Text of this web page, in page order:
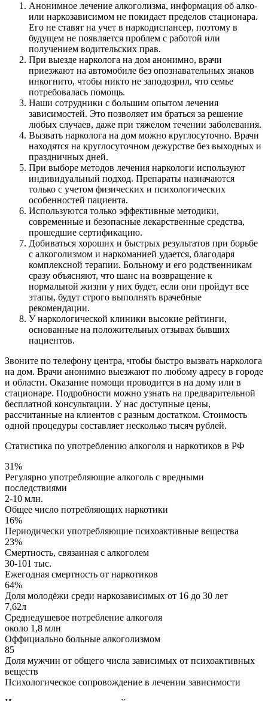
Анонимное лечение алкоголизма, информация об алко-
или наркозависимом не покидает пределов стационара.
Его не ставят на учет в наркодиспансер, поэтому в
будущем не появляется проблем с работой или
получением водительских прав.
При выезде нарколога на дом анонимно, врачи
приезжают на автомобиле без опознавательных знаков
инкогнито, чтобы никто не заподозрил, что семье
потребовалась помощь.
Наши сотрудники с большим опытом лечения
зависимостей. Это позволяет им браться за решение
любых случаев, даже при тяжелом течении заболевания.
Вызвать нарколога на дом можно круглосуточно. Врачи
находятся на круглосуточном дежурстве без выходных и
праздничных дней.
При выборе методов лечения наркологи используют
индивидуальный подход. Препараты назначаются
только с учетом физических и психологических
особенностей пациента.
Используются только эффективные методики,
современные и безопасные лекарственные средства,
прошедшие сертификацию.
Добиваться хороших и быстрых результатов при борьбе
с алкоголизмом и наркоманией удается, благодаря
комплексной терапии. Больному и его родственникам
сразу объясняют, что шанс на возвращение к
нормальной жизни у них будет, если они пройдут все
этапы, будут строго выполнять врачебные
рекомендации.
У наркологической клиники высокие рейтинги,
основанные на положительных отзывах бывших
пациентов.
Звоните по телефону центра, чтобы быстро вызвать нарколога
на дом. Врачи анонимно выезжают по любому адресу в городе
и области. Оказание помощи проводится в на дому или в
стационаре. Подробности можно узнать на предварительной
бесплатной консультации. У нас доступные цены,
рассчитанные на клиентов с разным достатком. Стоимость
одной процедуры составляет несколько тысяч рублей.
Статистика по употреблению алкоголя и наркотиков в РФ
31%
Регулярно употребляющие алкоголь с вредными
последствиями
2-10 млн.
Общее число потребляющих наркотики
16%
Периодически употребляющие психоактивные вещества
23%
Смертность, связанная с алкоголем
30-101 тыс.
Ежегодная смертность от наркотиков
64%
Доля молодёжи среди наркозависимых от 16 до 30 лет
7,62л
Среднедушевое потребление алкоголя
около 1,8 млн
Оффициально больные алкоголизмом
85
Доля мужчин от общего числа зависимых от психоактивных
веществ
Психологическое сопровождение в лечении зависимости